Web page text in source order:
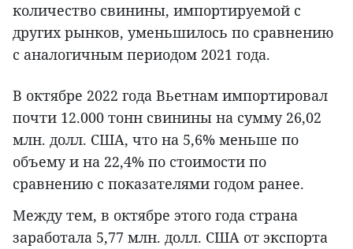
количество свинины, импортируемой с
других рынков, уменьшилось по сравнению
с аналогичным периодом 2021 года.
В октябре 2022 года Вьетнам импортировал
почти 12.000 тонн свинины на сумму 26,02
млн. долл. США, что на 5,6% меньше по
объему и на 22,4% по стоимости по
сравнению с показателями годом ранее.
Между тем, в октябре этого года страна
заработала 5,77 млн. долл. США от экспорта